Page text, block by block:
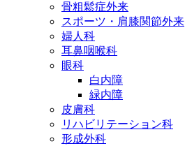
骨粗鬆症外来
スポーツ・肩膝関節外来
婦人科
耳鼻咽喉科
眼科
白内障
緑内障
皮膚科
リハビリテーション科
形成外科